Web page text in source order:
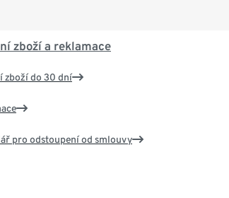
zboží a reklamace
zboží do 30 dní
pro odstoupení od smlouvy